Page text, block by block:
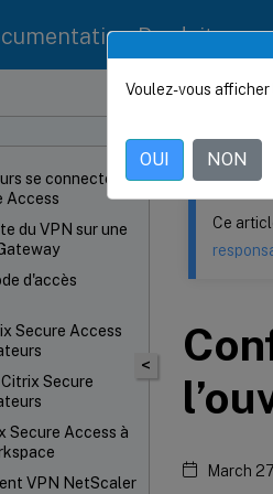
Produit
se connectent
Access
du VPN sur une
d'accès
Secure Access
Secure
Secure Access à
VPN NetScaler
Ce contenu a
<
Ce
March
Voulez-vous
OUI NON